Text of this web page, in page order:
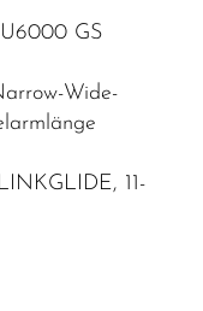
GS
Wide-
11-